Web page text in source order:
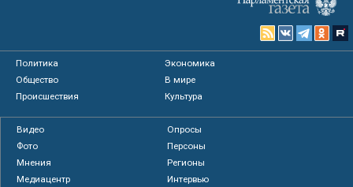
Политика
Экономика
Общество
В мире
Происшествия
Культура
Видео
Опросы
Фото
Персоны
Мнения
Регионы
Медиацентр
Интервью